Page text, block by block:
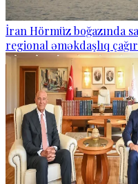
İran Hörmüz boğazında
regional əməkdaşlıq